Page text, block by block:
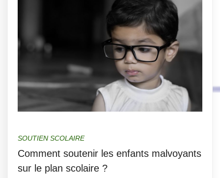
SOUTIEN SCOLAIRE
Comment soutenir les enfants malvoyants
sur le plan scolaire ?